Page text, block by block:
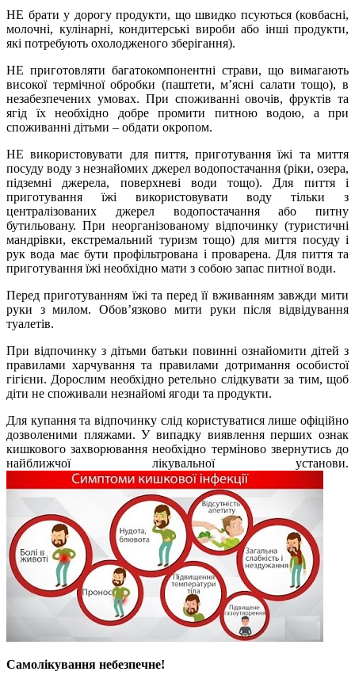
НЕ брати у дорогу продукти, що швидко псуються (ковбасні,
молочні, кулінарні, кондитерські вироби або інші продукти,
які потребують охолодженого зберігання).
НЕ приготовляти багатокомпонентні страви, що вимагають
високої термічної обробки (паштети, м’ясні салати тощо), в
незабезпечених умовах. При споживанні овочів, фруктів та
ягід їх необхідно добре промити питною водою, а при
споживанні дітьми – обдати окропом.
НЕ використовувати для пиття, приготування їжі та миття
посуду воду з незнайомих джерел водопостачання (ріки, озера,
підземні джерела, поверхневі води тощо). Для пиття і
приготування їжі використовувати воду тільки з
централізованих джерел водопостачання або питну
бутильовану. При неорганізованому відпочинку (туристичні
мандрівки, екстремальний туризм тощо) для миття посуду і
рук вода має бути профільтрована і проварена. Для пиття та
приготування їжі необхідно мати з собою запас питної води.
Перед приготуванням їжі та перед її вживанням завжди мити
руки з милом. Обов’язково мити руки після відвідування
туалетів.
При відпочинку з дітьми батьки повинні ознайомити дітей з
правилами харчування та правилами дотримання особистої
гігієни. Дорослим необхідно ретельно слідкувати за тим, щоб
діти не споживали незнайомі ягоди та продукти.
Для купання та відпочинку слід користуватися лише офіційно
дозволеними пляжами. У випадку виявлення перших ознак
кишкового захворювання необхідно терміново звернутись до
найближчої лікувальної установи.
Самолікування небезпечне!